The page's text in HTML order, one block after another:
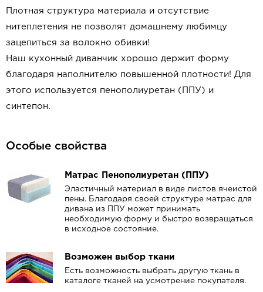
Плотная структура материала и отсутствие
нитеплетения не позволят домашнему любимцу
зацепиться за волокно обивки!
Наш кухонный диванчик хорошо держит форму
благодаря наполнителю повышенной плотности! Для
этого используется пенополиуретан (ППУ) и
синтепон.
Особые свойства
Матрас Пенополиуретан (ППУ)
Эластичный материал в виде листов ячеистой
пены. Благодаря своей структуре матрас для
дивана из ППУ может принимать
необходимую форму и быстро возвращаться
в исходное состояние.
Возможен выбор ткани
Есть возможность выбрать другую ткань в
каталоге тканей на усмотрение покупателя.